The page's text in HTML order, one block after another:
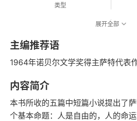
类型
2023-10-01
发行日期
展开全部
主编推荐语
1964年诺贝尔文学奖得主萨特代表作
内容简介
本书所收的五篇中短篇小说提出了
个基本命题：人是自由的，人的命运